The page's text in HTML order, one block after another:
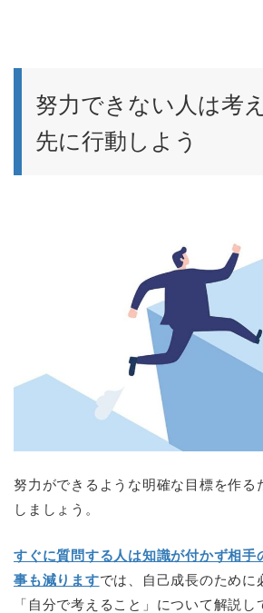
努力できない人は考
先に行動しよう
努力ができるような明確な目標を作る
しましょう。
すぐに質問する人は知識が付かず相手
事も減りますでは、自己成長のために
「自分で考えること」について解説し